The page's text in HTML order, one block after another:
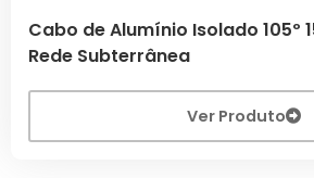
Cabo de Alumínio Isolado 105º
Rede Subterrânea
Ver Produto